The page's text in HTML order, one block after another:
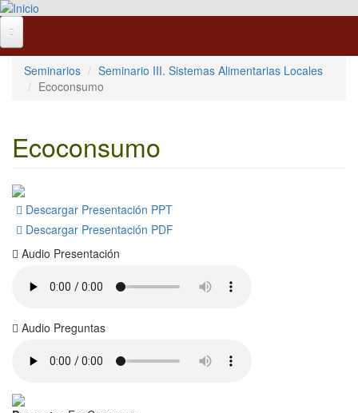
Pasar al contenido principal
Seminarios
Seminario III. Sistemas Alimentarias Locales
Ecoconsumo
Ecoconsumo
Descargar Presentación PPT
Descargar Presentación PDF
Audio Presentación
Audio Preguntas